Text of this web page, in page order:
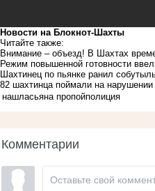
Новости на Блoкнoт-Шахты
Читайте также:
Внимание – объезд! В Шахтах
Режим повышенной готовности
Шахтинец по пьянке ранил
82 шахтинца поймали на нарушении
нашласьяна пропойполиция
Комментарии